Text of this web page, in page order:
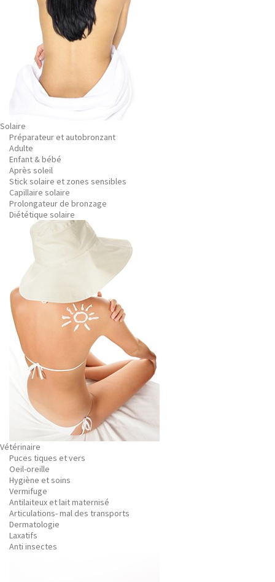
Solaire
Préparateur et autobronzant
Adulte
Enfant & bébé
Après soleil
Stick solaire et zones sensibles
Capillaire solaire
Prolongateur de bronzage
Diététique solaire
Vétérinaire
Puces tiques et vers
Oeil-oreille
Hygiène et soins
Vermifuge
Antilaiteux et lait maternisé
Articulations- mal des transports
Dermatologie
Laxatifs
Anti insectes